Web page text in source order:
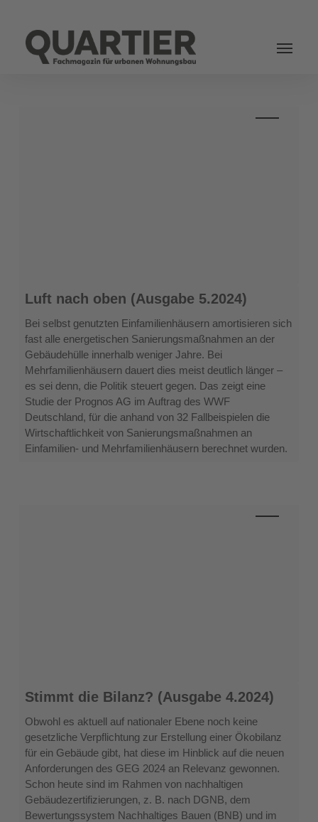
Luft
nach
oben
(Ausgabe
5.2024)
Luft nach oben (Ausgabe 5.2024)
Bei selbst genutzten Einfamilienhäusern amortisieren sich
fast alle energetischen Sanierungsmaßnahmen an der
Gebäudehülle innerhalb weniger Jahre. Bei
Mehrfamilienhäusern dauert dies meist deutlich länger –
es sei denn, die Politik steuert gegen. Das zeigt eine
Studie der Prognos AG im Auftrag des WWF
Deutschland, für die anhand von 32 Fallbeispielen die
Wirtschaftlichkeit von Sanierungsmaßnahmen an
Einfamilien- und Mehrfamilienhäusern berechnet wurden.
Stimmt
die
Bilanz?
(Ausgabe
4.2024)
Stimmt die Bilanz? (Ausgabe 4.2024)
Obwohl es aktuell auf nationaler Ebene noch keine
gesetzliche Verpflichtung zur Erstellung einer Ökobilanz
für ein Gebäude gibt, hat diese im Hinblick auf die neuen
Anforderungen des GEG 2024 an Relevanz gewonnen.
Schon heute sind im Rahmen von nachhaltigen
Gebäudezertifizierungen, z. B. nach DGNB, dem
Bewertungssystem Nachhaltiges Bauen (BNB) und im